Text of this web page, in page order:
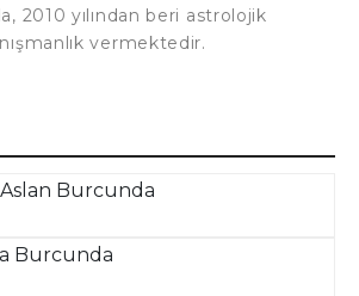
2010 yılından beri astrolojik
vermektedir.
Burcunda
Burcunda